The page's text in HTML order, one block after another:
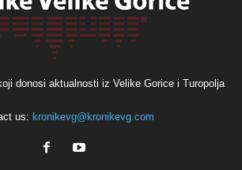
donosi aktualnosti iz Velike Gorice i Turopolja
us: kronikevg@kronikevg.com